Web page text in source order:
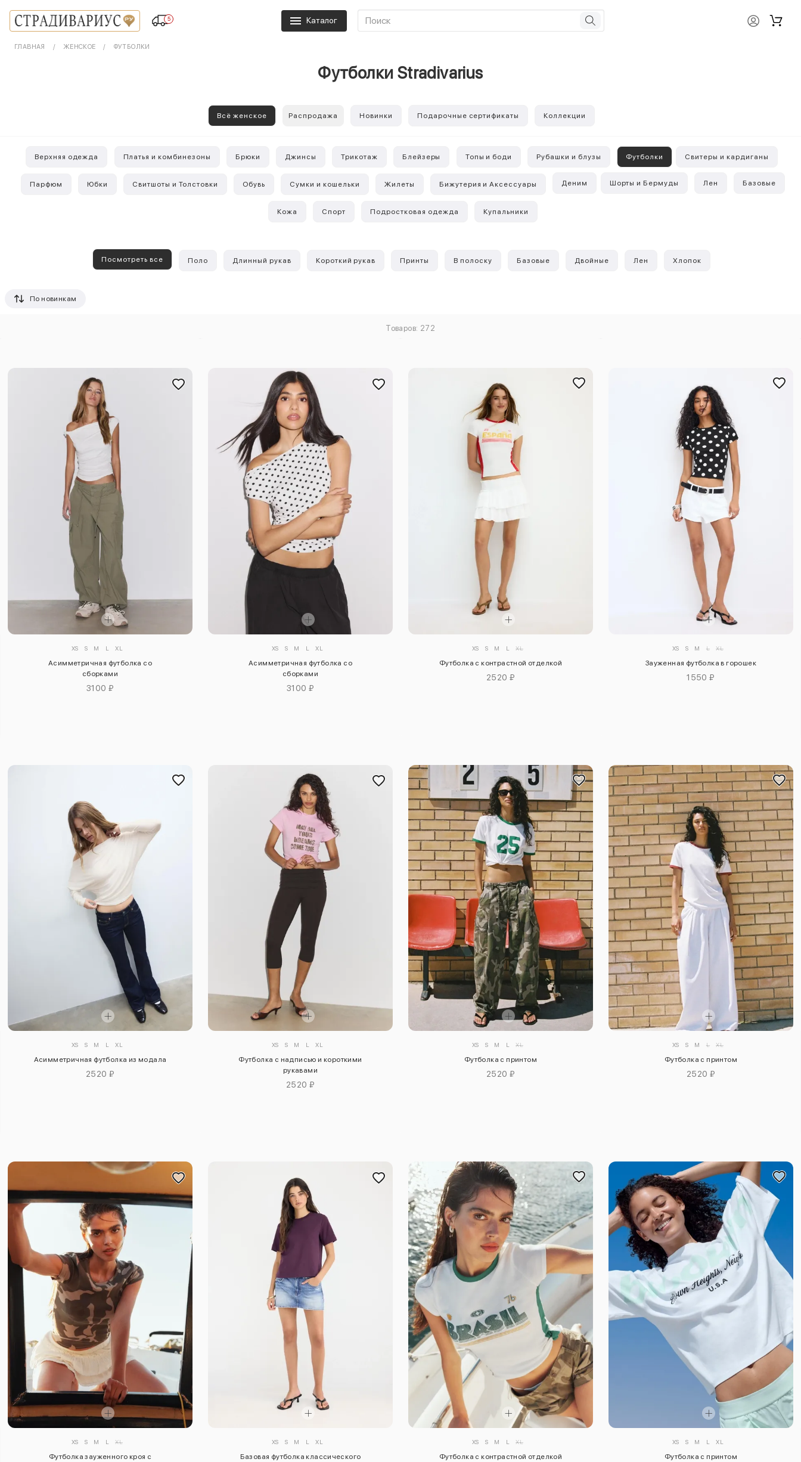
5 Каталог
ГЛАВНАЯ ЖЕНСКОЕ ФУТБОЛКИ
Футболки Stradivarius
Всё женское Распродажа Новинки Подарочные сертификаты Коллекции
Верхняя одежда Платья и комбинезоны Брюки Джинсы Трикотаж Блейзеры Топы и боди Рубашки и блузы Футболки Свитеры и кардиганы
Парфюм Юбки Свитшоты и Толстовки Обувь Сумки и кошельки Жилеты Бижутерия и Аксессуары Деним Шорты и Бермуды Лен Базовые
Кожа Спорт Подростковая одежда Купальники
Посмотреть все Поло Длинный рукав Короткий рукав Принты В полоску Базовые Двойные Лен Хлопок
По новинкам
Товаров: 272
XS S M L XL
Асимметричная футболка со
сборками
3100 ₽
XS S M L XL
Асимметричная футболка со
сборками
3100 ₽
XS S M L XL
Футболка с контрастной отделкой
2520 ₽
XS S M L XL
Зауженная футболка в горошек
1550 ₽
XS S M L XL
Асимметричная футболка из модала
2520 ₽
XS S M L XL
Футболка с надписью и короткими
рукавами
2520 ₽
XS S M L XL
Футболка с принтом
2520 ₽
XS S M L XL
Футболка с принтом
2520 ₽
XS S M L XL
Футболка зауженного кроя с
XS S M L XL
Базовая футболка классического
XS S M L XL
Футболка с контрастной отделкой
XS S M L XL
Футболка с принтом